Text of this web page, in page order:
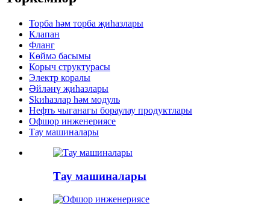
Торба һәм торба җиһазлары
Клапан
Фланг
Көймә басымы
Корыч структурасы
Электр коралы
Әйләнү җиһазлары
Skиһазлар һәм модуль
Нефть чыганагы бораулау продуктлары
Офшор инженериясе
Тау машиналары
Тау машиналары